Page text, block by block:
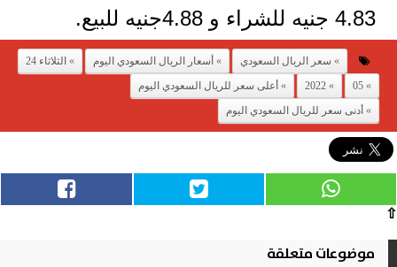
4.83 جنيه للشراء و 4.88جنيه للبيع.
سعر الريال السعودي أسعار الريال السعودي اليوم
الثلاثاء 24
05
2022
أعلى سعر للريال السعودي اليوم
أدنى سعر للريال السعودي اليوم
⇧
موضوعات متعلقة